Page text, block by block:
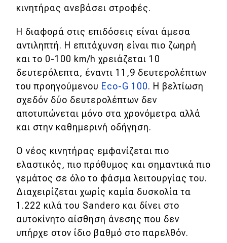
κινητήρας ανεβάσει στροφές.
Η διαφορά στις επιδόσεις είναι άμεσα
αντιληπτή. Η επιτάχυνση είναι πιο ζωηρή
και το 0-100 km/h χρειάζεται 10
δευτερόλεπτα, έναντι 11,9 δευτερολέπτων
του προηγούμενου Eco-G 100. Η βελτίωση
σχεδόν δύο δευτερολέπτων δεν
αποτυπώνεται μόνο στα χρονόμετρα αλλά
και στην καθημερινή οδήγηση.
Ο νέος κινητήρας εμφανίζεται πιο
ελαστικός, πιο πρόθυμος και σημαντικά πιο
γεμάτος σε όλο το φάσμα λειτουργίας του.
Διαχειρίζεται χωρίς καμία δυσκολία τα
1.222 κιλά του Sandero και δίνει στο
αυτοκίνητο αίσθηση άνεσης που δεν
υπήρχε στον ίδιο βαθμό στο παρελθόν.